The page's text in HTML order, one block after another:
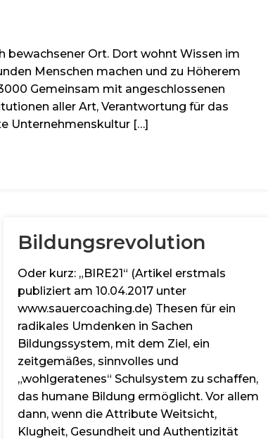
bewachsener Ort. Dort wohnt Wissen im
Menschen machen und zu Höherem
Gemeinsam mit angeschlossenen
aller Art, Verantwortung für das
Unternehmenskultur […]
Bildungsrevolution
Oder kurz: „BIRE21“ (Artikel erstmals
publiziert am 10.04.2017 unter
www.sauercoaching.de) Thesen für ein
radikales Umdenken in Sachen
Bildungssystem, mit dem Ziel, ein
zeitgemäßes, sinnvolles und
„wohlgeratenes“ Schulsystem zu schaffen,
das humane Bildung ermöglicht. Vor allem
dann, wenn die Attribute Weitsicht,
Klugheit, Gesundheit und Authentizität